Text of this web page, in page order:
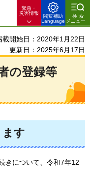
緊急・
災害情報
閲覧補助
Language
検索
メニュー
載開始日：2020年1月22日
更新日：2025年6月17日
の登録等
す
きについて、令和7年12